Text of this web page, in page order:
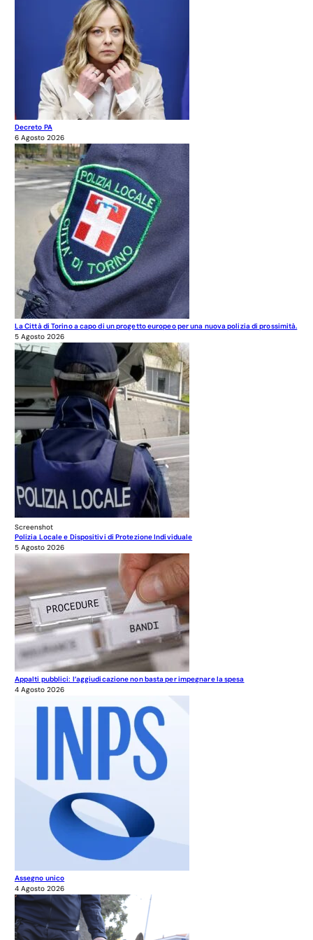
Decreto PA
6 Agosto 2026
La Città di Torino a capo di un progetto europeo per una nuova polizia di prossimità.
5 Agosto 2026
Screenshot
Polizia Locale e Dispositivi di Protezione Individuale
5 Agosto 2026
Appalti pubblici: l’aggiudicazione non basta per impegnare la spesa
4 Agosto 2026
Assegno unico
4 Agosto 2026